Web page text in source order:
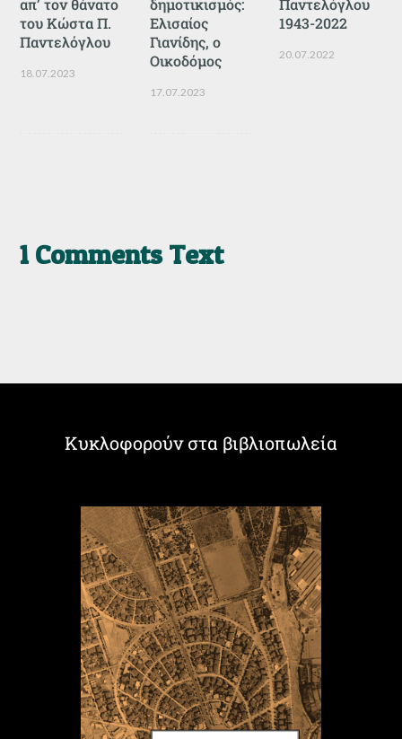
απ’ τον θάνατο
του Κώστα Π.
Παντελόγλου
18.07.2023
δημοτικισμός:
Ελισαίος
Γιανίδης, ο
Οικοδόμος
17.07.2023
Παντελόγλου
1943-2022
20.07.2022
1 Comments Text
Κυκλοφορούν στα βιβλιοπωλεία